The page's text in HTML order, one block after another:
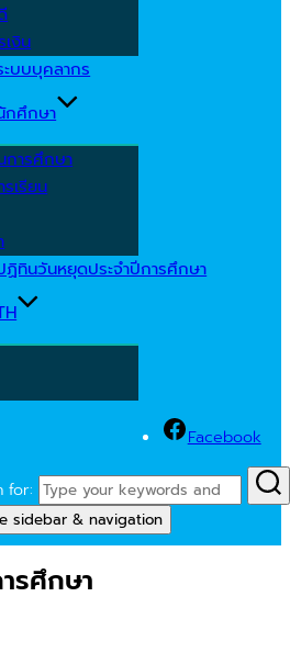
งิน
ะบบบุคลากร
กศึกษา
ารศึกษา
เรียน
ฏิทินวันหยุดประจำปีการศึกษา
Facebook
for:
sidebar & navigation
รศึกษา